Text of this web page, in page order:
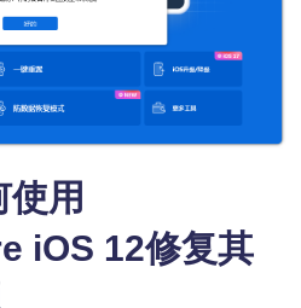
用
iOS 12修复其